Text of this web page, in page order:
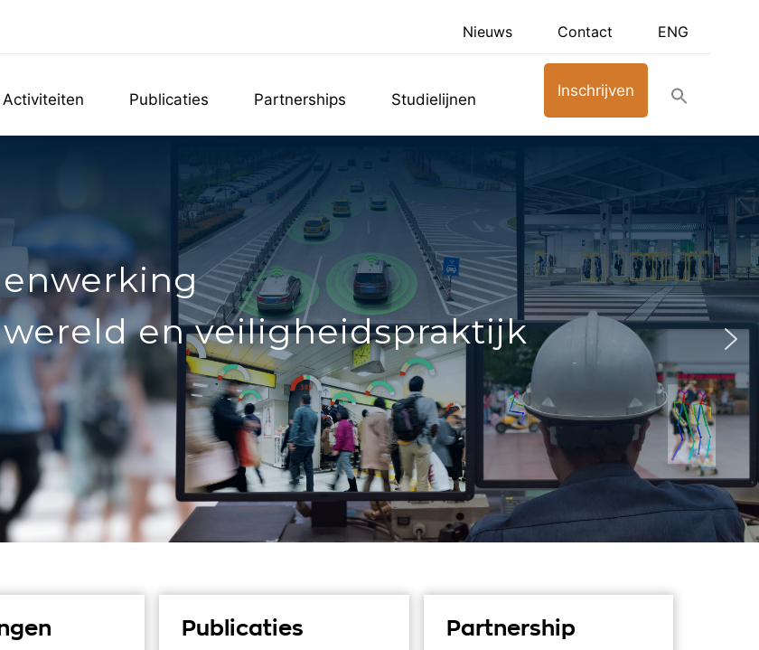
ENG
Contact
Nieuws
Activiteiten Publicaties Partnerships Studielijnen Inschrijven
en veiligheidspraktijk
Publicaties Partnership